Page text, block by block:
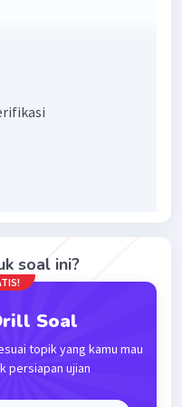
soal ini?
Soal
topik yang kamu mau
persiapan ujian